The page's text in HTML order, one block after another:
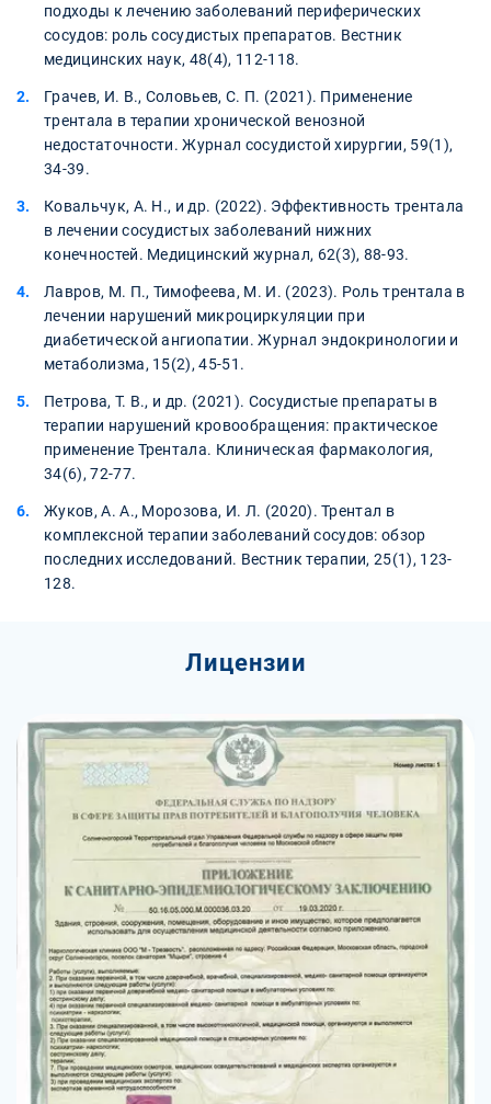
подходы к лечению заболеваний периферических
сосудов: роль сосудистых препаратов. Вестник
медицинских наук, 48(4), 112-118.
Грачев, И. В., Соловьев, С. П. (2021). Применение
трентала в терапии хронической венозной
недостаточности. Журнал сосудистой хирургии, 59(1),
34-39.
Ковальчук, А. Н., и др. (2022). Эффективность трентала
в лечении сосудистых заболеваний нижних
конечностей. Медицинский журнал, 62(3), 88-93.
Лавров, М. П., Тимофеева, М. И. (2023). Роль трентала в
лечении нарушений микроциркуляции при
диабетической ангиопатии. Журнал эндокринологии и
метаболизма, 15(2), 45-51.
Петрова, Т. В., и др. (2021). Сосудистые препараты в
терапии нарушений кровообращения: практическое
применение Трентала. Клиническая фармакология,
34(6), 72-77.
Жуков, А. А., Морозова, И. Л. (2020). Трентал в
комплексной терапии заболеваний сосудов: обзор
последних исследований. Вестник терапии, 25(1), 123-
128.
Лицензии